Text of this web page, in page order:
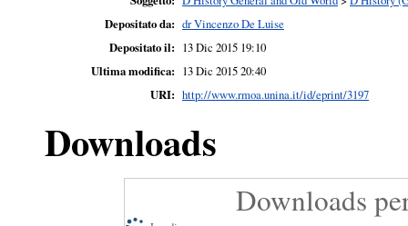
Depositato da: dr Vincenzo De Luise
Depositato il: 13 Dic 2015 19:10
Ultima modifica: 13 Dic 2015 20:40
URI: http://www.rmoa.unina.it/id/eprint/3197
Downloads
Downloads